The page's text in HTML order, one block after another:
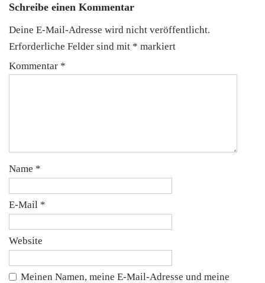
Schreibe einen Kommentar
Deine E-Mail-Adresse wird nicht veröffentlicht.
Erforderliche Felder sind mit * markiert
Kommentar *
Name *
E-Mail *
Website
Meinen Namen, meine E-Mail-Adresse und meine